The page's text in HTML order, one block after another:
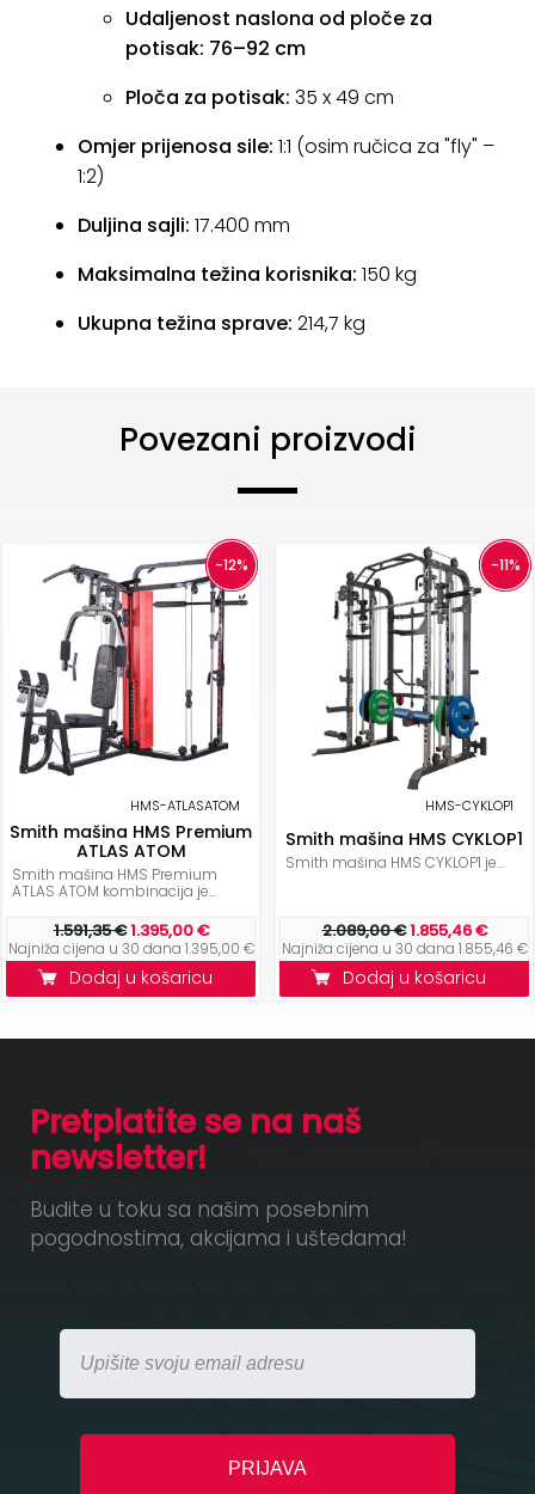
Udaljenost naslona od ploče za
potisak: 76–92 cm
Ploča za potisak: 35 x 49 cm
Omjer prijenosa sile: 1:1 (osim ručica za "fly" –
1:2)
Duljina sajli: 17.400 mm
Maksimalna težina korisnika: 150 kg
Ukupna težina sprave: 214,7 kg
Povezani proizvodi
-12%
HMS-ATLASATOM
Smith mašina HMS Premium
ATLAS ATOM
Smith mašina HMS Premium
ATLAS ATOM kombinacija je...
1.591,35 €1.395,00 €
Najniža cijena u 30 dana 1.395,00 €
Dodaj u košaricu
-11%
HMS-CYKLOP1
Smith mašina HMS CYKLOP1
Smith mašina HMS CYKLOP1 je...
2.089,00 €1.855,46 €
Najniža cijena u 30 dana 1.855,46 €
Dodaj u košaricu
Pretplatite se na naš
newsletter!
Budite u toku sa našim posebnim
pogodnostima, akcijama i uštedama!